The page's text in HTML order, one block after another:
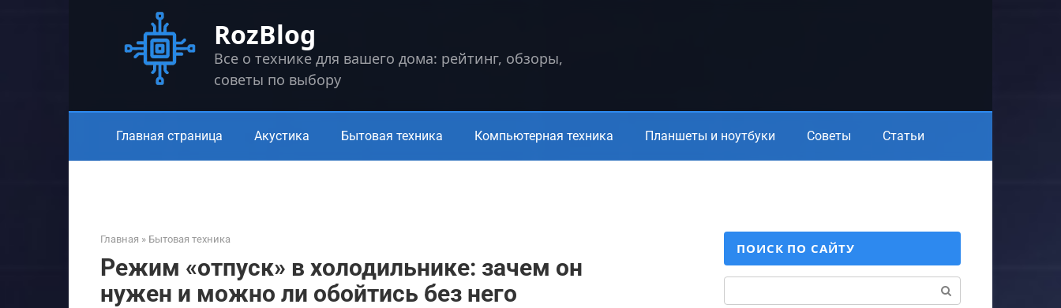
RozBlog
Все о технике для вашего дома: рейтинг, обзоры,
советы по выбору
Главная страница Акустика Бытовая техника Компьютерная техника Планшеты и ноутбуки Советы Статьи
Главная » Бытовая техника
Режим «отпуск» в холодильнике: зачем он
нужен и можно ли обойтись без него
ПОИСК ПО САЙТУ